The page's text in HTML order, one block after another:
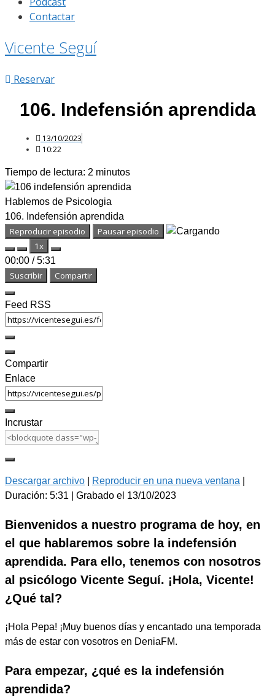
Contactar
Vicente Seguí
Reservar
106. Indefensión aprendida
13/10/2023
10:22
Tiempo de lectura: 2 minutos
Hablemos de Psicologia
106. Indefensión aprendida
Reproducir episodio
Pausar episodio
1x
00:00 / 5:31
Suscribir Compartir
Feed RSS
Compartir
Enlace
Incrustar
Descargar archivo Reproducir en una nueva ventana
Duración: 5:31
Grabado el 13/10/2023
Bienvenidos a nuestro programa de hoy, en
el que hablaremos sobre la indefensión
aprendida. Para ello, tenemos con nosotros
al psicólogo Vicente Seguí. ¡Hola, Vicente!
¿Qué tal?
¡Hola Pepa! ¡Muy buenos días y encantado una temporada
más de estar con vosotros en DeniaFM.
Para empezar, ¿qué es la indefensión
aprendida?